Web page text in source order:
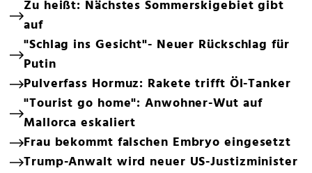
Zu heißt: Nächstes Sommerskigebiet gibt
auf
"Schlag ins Gesicht"- Neuer Rückschlag für
Putin
Pulverfass Hormuz: Rakete trifft Öl-Tanker
"Tourist go home": Anwohner-Wut auf
Mallorca eskaliert
Frau bekommt falschen Embryo eingesetzt
Trump-Anwalt wird neuer US-Justizminister